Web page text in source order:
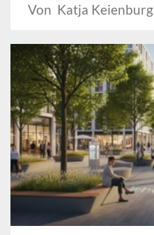
Von Katja Keienburg